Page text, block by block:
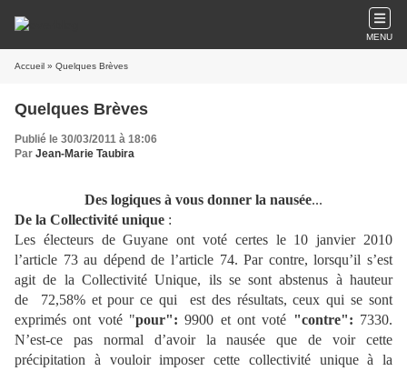
MENU
Accueil » Quelques Brèves
Quelques Brèves
Publié le 30/03/2011 à 18:06
Par Jean-Marie Taubira
Des logiques à vous donner la nausée...
De la Collectivité unique :
Les électeurs de Guyane ont voté certes le 10 janvier 2010
l’article 73 au dépend de l’article 74. Par contre, lorsqu’il s’est
agit de la Collectivité Unique, ils se sont abstenus à hauteur
de 72,58% et pour ce qui est des résultats, ceux qui se sont
exprimés ont voté "pour": 9900 et ont voté "contre": 7330.
N’est-ce pas normal d’avoir la nausée que de voir cette
précipitation à vouloir imposer cette collectivité unique à la